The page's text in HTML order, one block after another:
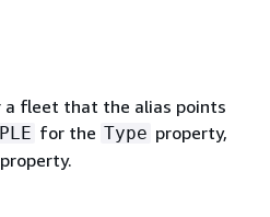
fleet that the alias points
for the Type property,